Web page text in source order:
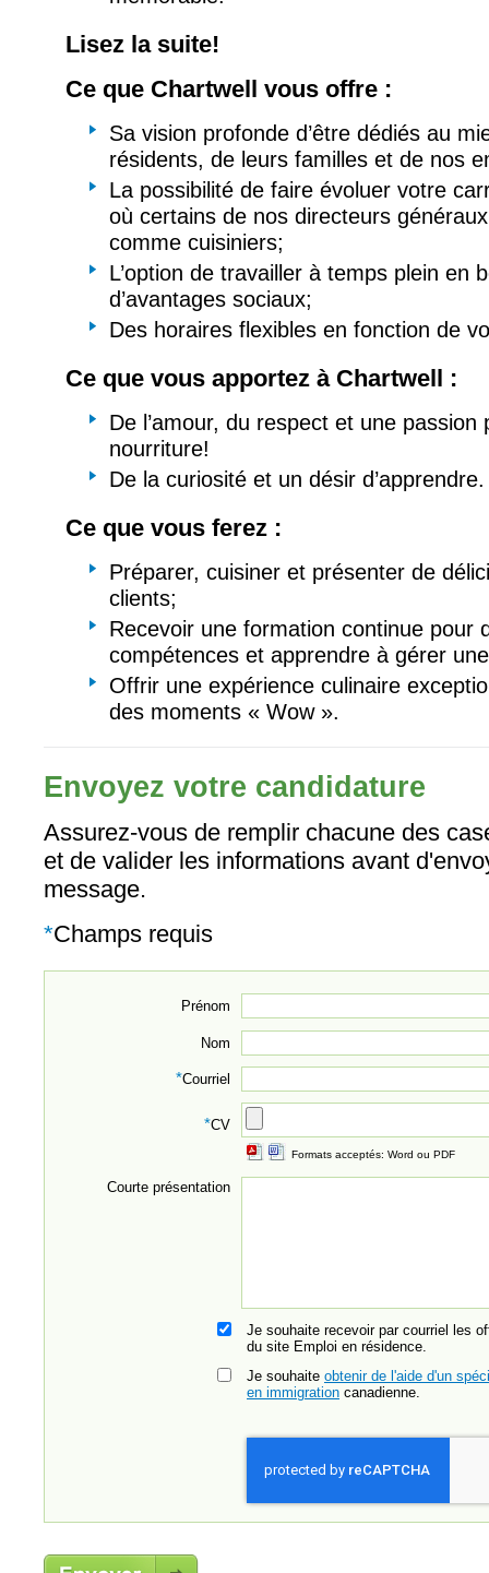
Lisez la suite!
Ce que Chartwell vous offre :
Sa vision profonde d’être dédiés au
résidents, de leurs familles et de nos
La possibilité de faire évoluer votre
où certains de nos directeurs
comme cuisiniers;
L’option de travailler à temps plein en
d’avantages sociaux;
Des horaires flexibles en fonction de
Ce que vous apportez à Chartwell :
De l’amour, du respect et une passion
nourriture!
De la curiosité et un désir d’apprendre.
Ce que vous ferez :
Préparer, cuisiner et présenter de
clients;
Recevoir une formation continue pour
compétences et apprendre à gérer
Offrir une expérience culinaire
des moments « Wow ».
Envoyez votre candidature
Assurez-vous de remplir chacune des
et de valider les informations avant
message.
*Champs requis
Prénom
Nom
*Courriel
*CV
Formats acceptés: Word ou PDF
Courte présentation
Je souhaite recevoir par courriel les
du site Emploi en résidence.
Je souhaite obtenir de l'aide d'un
en immigration canadienne.